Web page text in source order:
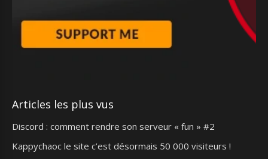
Articles les plus vus
Discord : comment rendre son serveur « fun » #2
Kappychaoc le site c’est désormais 50 000 visiteurs !